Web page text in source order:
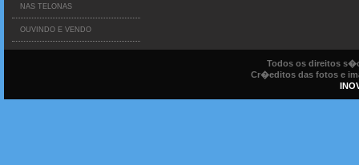
NAS TELONAS
OUVINDO E VENDO
Todos os direitos
Cr�editos das fotos e